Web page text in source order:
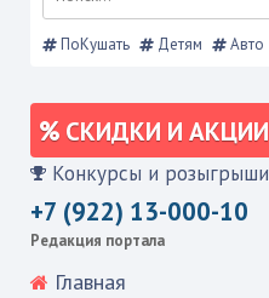
ПоКушать Детям Авто
СКИДКИ И АКЦИИ
Конкурсы и розыгрыши
+7 (922) 13-000-10
Редакция портала
Главная